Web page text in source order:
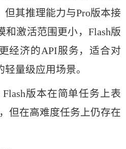
但其推理能力与Pro版本接
和激活范围更小，Flash版
经济的API服务，适合对
量级应用场景。
版本在简单任务上表
但在高难度任务上仍存在